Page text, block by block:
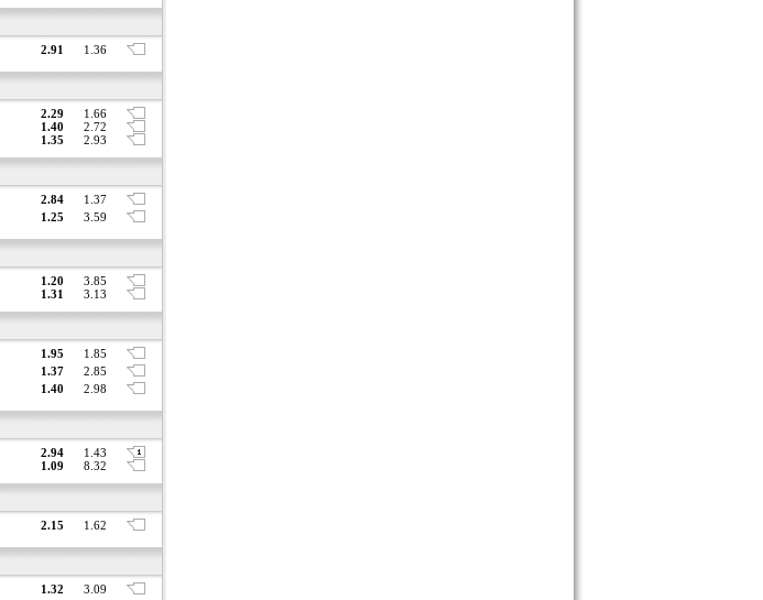
2.91 1.36
2.29 1.66
1.40 2.72
1.35 2.93
2.84 1.37
1.25 3.59
1.20 3.85
1.31 3.13
1.95 1.85
1.37 2.85
1.40 2.98
2.94 1.43
1.09 8.32
2.15 1.62
1.32 3.09